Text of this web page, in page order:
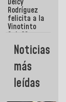
Aeropuerto
Internacional
de
Maiquetía
Rodríguez
felicita a la
Vinotinto
Sub 20
campeona
frente
México Sub
23 en los
Centroamericanos
Noticias
más
leídas